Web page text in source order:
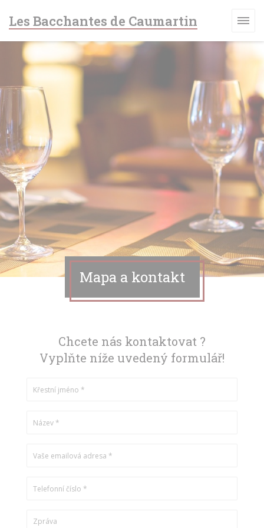
Les Bacchantes de Caumartin
Mapa a kontakt
Chcete nás kontaktovat ?
Vyplňte níže uvedený formulář!